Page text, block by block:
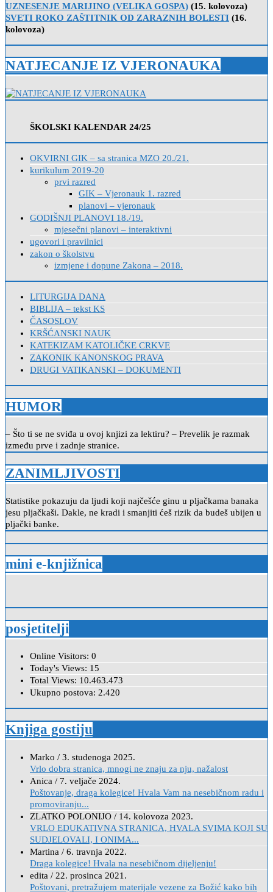
UZNESENJE MARIJINO (VELIKA GOSPA) (15. kolovoza)
SVETI ROKO ZAŠTITNIK OD ZARAZNIH BOLESTI (16.
kolovoza)
NATJECANJE IZ VJERONAUKA
ŠKOLSKI KALENDAR 24/25
OKVIRNI GIK – sa stranica MZO 20./21.
kurikulum 2019-20
prvi razred
GIK – Vjeronauk 1. razred
planovi – vjeronauk
GODIŠNJI PLANOVI 18./19.
mjesečni planovi – interaktivni
ugovori i pravilnici
zakon o školstvu
izmjene i dopune Zakona – 2018.
LITURGIJA DANA
BIBLIJA – tekst KS
ČASOSLOV
KRŠĆANSKI NAUK
KATEKIZAM KATOLIČKE CRKVE
ZAKONIK KANONSKOG PRAVA
DRUGI VATIKANSKI – DOKUMENTI
HUMOR
– Što ti se ne sviđa u ovoj knjizi za lektiru? – Prevelik je razmak
između prve i zadnje stranice.
ZANIMLJIVOSTI
Statistike pokazuju da ljudi koji najčešće ginu u pljačkama banaka
jesu pljačkaši. Dakle, ne kradi i smanjiti ćeš rizik da budeš ubijen u
pljački banke.
mini e-knjižnica
posjetitelji
Online Visitors: 0
Today's Views: 15
Total Views: 10.463.473
Ukupno postova: 2.420
Knjiga gostiju
Marko / 3. studenoga 2025.
Vrlo dobra stranica, mnogi ne znaju za nju, nažalost
Anica / 7. veljače 2024.
Poštovanje, draga kolegice! Hvala Vam na nesebičnom radu i
promoviranju...
ZLATKO POLONIJO / 14. kolovoza 2023.
VRLO EDUKATIVNA STRANICA, HVALA SVIMA KOJI SU
SUDJELOVALI, I ONIMA...
Martina / 6. travnja 2022.
Draga kolegice! Hvala na nesebičnom dijeljenju!
edita / 22. prosinca 2021.
Poštovani, pretražujem materijale vezene za Božić kako bih